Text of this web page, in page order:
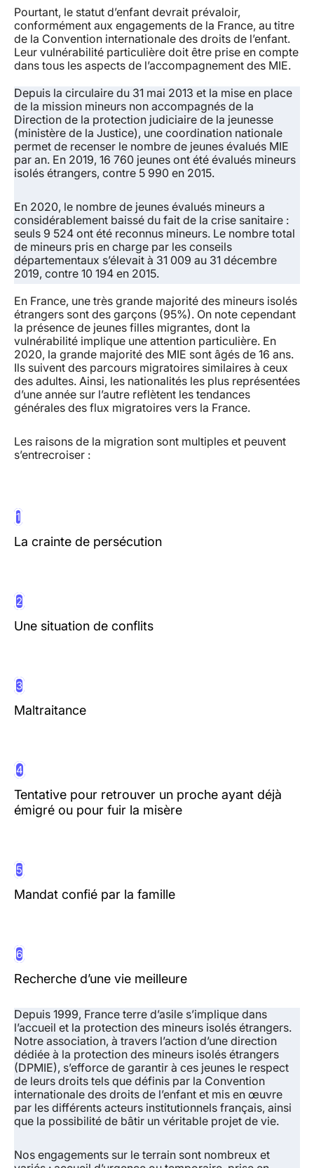
Pourtant, le statut d’enfant devrait prévaloir,
conformément aux engagements de la France, au titre
de la Convention internationale des droits de l’enfant.
Leur vulnérabilité particulière doit être prise en compte
dans tous les aspects de l’accompagnement des MIE.
Depuis la circulaire du 31 mai 2013 et la mise en place
de la mission mineurs non accompagnés de la
Direction de la protection judiciaire de la jeunesse
(ministère de la Justice), une coordination nationale
permet de recenser le nombre de jeunes évalués MIE
par an. En 2019, 16 760 jeunes ont été évalués mineurs
isolés étrangers, contre 5 990 en 2015.
En 2020, le nombre de jeunes évalués mineurs a
considérablement baissé du fait de la crise sanitaire :
seuls 9 524 ont été reconnus mineurs. Le nombre total
de mineurs pris en charge par les conseils
départementaux s’élevait à 31 009 au 31 décembre
2019, contre 10 194 en 2015.
En France, une très grande majorité des mineurs isolés
étrangers sont des garçons (95%). On note cependant
la présence de jeunes filles migrantes, dont la
vulnérabilité implique une attention particulière. En
2020, la grande majorité des MIE sont âgés de 16 ans.
Ils suivent des parcours migratoires similaires à ceux
des adultes. Ainsi, les nationalités les plus représentées
d’une année sur l’autre reflètent les tendances
générales des flux migratoires vers la France.
Les raisons de la migration sont multiples et peuvent
s’entrecroiser :
1
La crainte de persécution
2
Une situation de conflits
3
Maltraitance
4
Tentative pour retrouver un proche ayant déjà
émigré ou pour fuir la misère
5
Mandat confié par la famille
6
Recherche d’une vie meilleure
Depuis 1999, France terre d’asile s’implique dans
l’accueil et la protection des mineurs isolés étrangers.
Notre association, à travers l’action d’une direction
dédiée à la protection des mineurs isolés étrangers
(DPMIE), s’efforce de garantir à ces jeunes le respect
de leurs droits tels que définis par la Convention
internationale des droits de l’enfant et mis en œuvre
par les différents acteurs institutionnels français, ainsi
que la possibilité de bâtir un véritable projet de vie.
Nos engagements sur le terrain sont nombreux et